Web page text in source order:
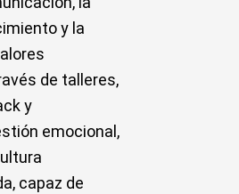
y la
de talleres,
y
emocional,
capaz de